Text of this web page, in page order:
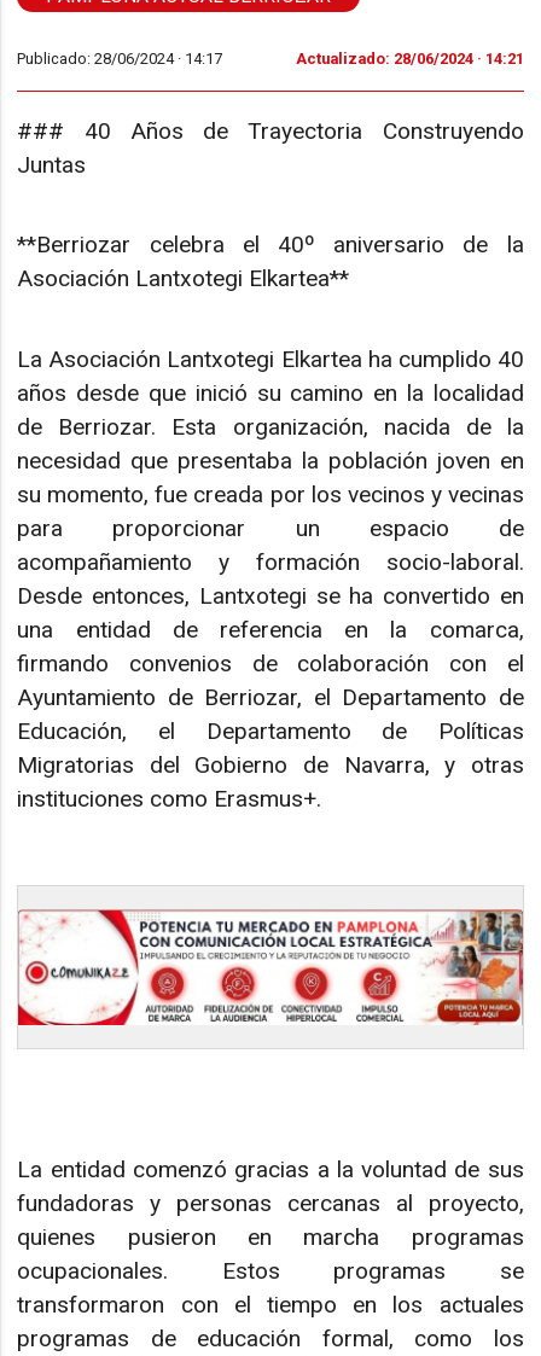
Publicado: 28/06/2024 · 14:17 Actualizado: 28/06/2024 · 14:21
### 40 Años de Trayectoria Construyendo
Juntas
**Berriozar celebra el 40º aniversario de la
Asociación Lantxotegi Elkartea**
La Asociación Lantxotegi Elkartea ha cumplido 40
años desde que inició su camino en la localidad
de Berriozar. Esta organización, nacida de la
necesidad que presentaba la población joven en
su momento, fue creada por los vecinos y vecinas
para proporcionar un espacio de
acompañamiento y formación socio-laboral.
Desde entonces, Lantxotegi se ha convertido en
una entidad de referencia en la comarca,
firmando convenios de colaboración con el
Ayuntamiento de Berriozar, el Departamento de
Educación, el Departamento de Políticas
Migratorias del Gobierno de Navarra, y otras
instituciones como Erasmus+.
La entidad comenzó gracias a la voluntad de sus
fundadoras y personas cercanas al proyecto,
quienes pusieron en marcha programas
ocupacionales. Estos programas se
transformaron con el tiempo en los actuales
programas de educación formal, como los